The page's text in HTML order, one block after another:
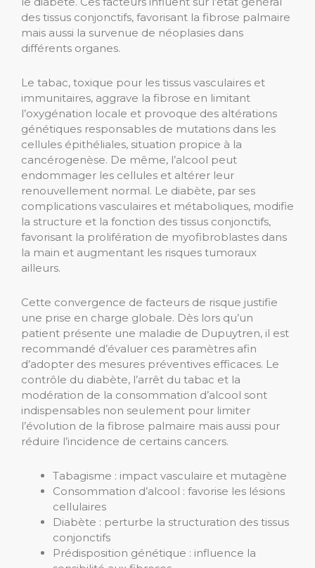
des tissus conjonctifs, favorisant la fibrose palmaire
mais aussi la survenue de néoplasies dans
différents organes.
Le tabac, toxique pour les tissus vasculaires et
immunitaires, aggrave la fibrose en limitant
l’oxygénation locale et provoque des altérations
génétiques responsables de mutations dans les
cellules épithéliales, situation propice à la
cancérogenèse. De même, l’alcool peut
endommager les cellules et altérer leur
renouvellement normal. Le diabète, par ses
complications vasculaires et métaboliques, modifie
la structure et la fonction des tissus conjonctifs,
favorisant la prolifération de myofibroblastes dans
la main et augmentant les risques tumoraux
ailleurs.
Cette convergence de facteurs de risque justifie
une prise en charge globale. Dès lors qu’un
patient présente une maladie de Dupuytren, il est
recommandé d’évaluer ces paramètres afin
d’adopter des mesures préventives efficaces. Le
contrôle du diabète, l’arrêt du tabac et la
modération de la consommation d’alcool sont
indispensables non seulement pour limiter
l’évolution de la fibrose palmaire mais aussi pour
réduire l’incidence de certains cancers.
Tabagisme : impact vasculaire et mutagène
Consommation d’alcool : favorise les lésions
cellulaires
Diabète : perturbe la structuration des tissus
conjonctifs
Prédisposition génétique : influence la